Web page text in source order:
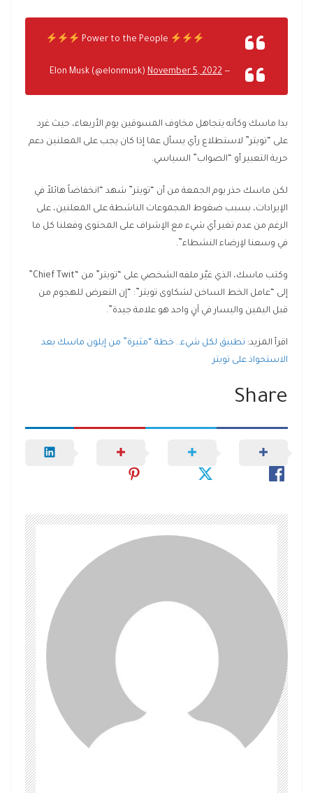
Power to the People
— Elon Musk (@elonmusk)
November 5, 2022
بدا ماسك وكأنه يتجاهل مخاوف المسوقين يوم الأربعاء، حيث غرد
على “تويتر” لاستطلاع رأي يسأل عما إذا كان يجب على المعلنين دعم
حرية التعبير أو “الصواب” السياسي.
لكن ماسك حذر يوم الجمعة من أن “تويتر” شهد “انخفاضاً هائلاً في
الإيرادات، بسبب ضغوط المجموعات الناشطة على المعلنين، على
الرغم من عدم تغير أي شيء مع الإشراف على المحتوى وفعلنا كل ما
في وسعنا لإرضاء النشطاء”.
إلى “عامل الخط الساخن لشكاوى تويتر”: “إن التعرض للهجوم من
قبل اليمين واليسار في آنٍ واحد هو علامة جيدة”.
اقرأ المزيد: تطبيق لكل شيء.. خطة “مثيرة” من إيلون ماسك بعد
الاستحواذ على تويتر
Share